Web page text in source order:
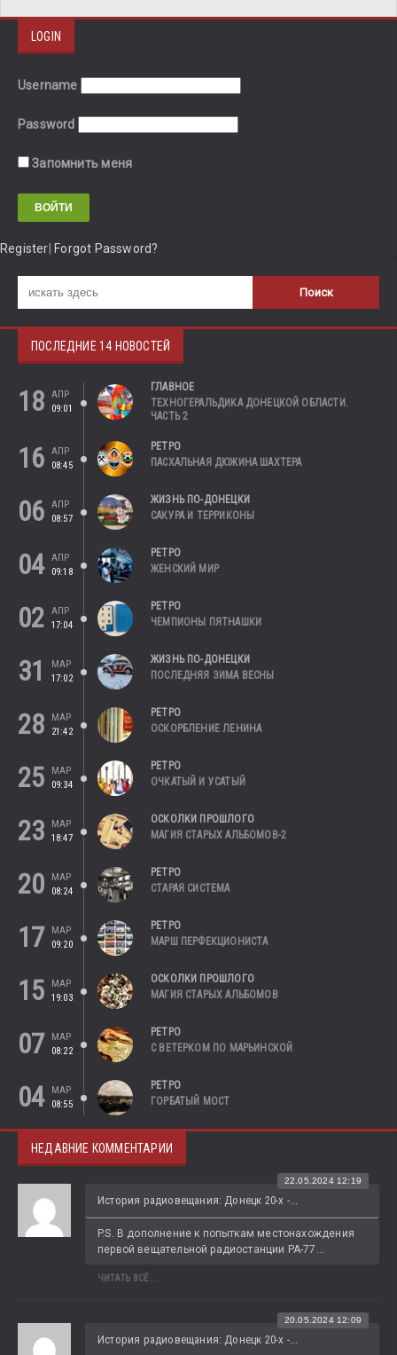
LOGIN
Username
Password
Запомнить меня
Register Forgot Password?
ПОСЛЕДНИЕ 14 НОВОСТЕЙ
18
АПР
09:01
ГЛАВНОЕ
ТЕХНОГЕРАЛЬДИКА ДОНЕЦКОЙ ОБЛАСТИ.
ЧАСТЬ 2
16
АПР
08:45
РЕТРО
ПАСХАЛЬНАЯ ДЮЖИНА ШАХТЕРА
06
АПР
08:57
ЖИЗНЬ ПО-ДОНЕЦКИ
САКУРА И ТЕРРИКОНЫ
04 АПР
09:18
РЕТРО
ЖЕНСКИЙ МИР
02
АПР
17:04
РЕТРО
ЧЕМПИОНЫ ПЯТНАШКИ
31
МАР
17:02
ЖИЗНЬ ПО-ДОНЕЦКИ
ПОСЛЕДНЯЯ ЗИМА ВЕСНЫ
28
МАР
21:42
РЕТРО
ОСКОРБЛЕНИЕ ЛЕНИНА
25
МАР
09:34
РЕТРО
ОЧКАТЫЙ И УСАТЫЙ
23
МАР
18:47
ОСКОЛКИ ПРОШЛОГО
МАГИЯ СТАРЫХ АЛЬБОМОВ-2
20
МАР
08:24
РЕТРО
СТАРАЯ СИСТЕМА
17
МАР
09:20
РЕТРО
МАРШ ПЕРФЕКЦИОНИСТА
15
МАР
19:03
ОСКОЛКИ ПРОШЛОГО
МАГИЯ СТАРЫХ АЛЬБОМОВ
07
МАР
08:22
РЕТРО
С ВЕТЕРКОМ ПО МАРЬИНСКОЙ
04
МАР
08:55
РЕТРО
ГОРБАТЫЙ МОСТ
НЕДАВНИЕ КОММЕНТАРИИ
История радиовещания: Донецк 20-х -...
22.05.2024 12:19
P.S. В дополнение к попыткам местонахождения
первой вещательной радиостанции РА-77...
ЧИТАТЬ ВСЁ...
История радиовещания: Донецк 20-х -...
20.05.2024 12:09